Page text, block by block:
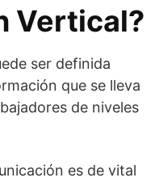
Vertical?
ser definida
que se lleva
de niveles
es de vital